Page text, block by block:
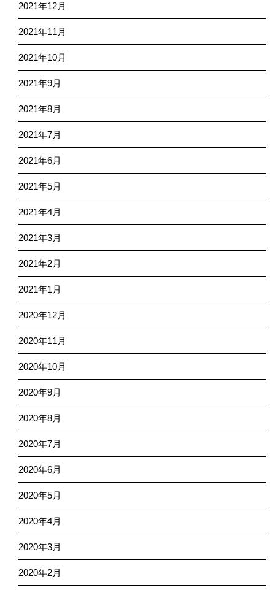
2021年12月
2021年11月
2021年10月
2021年9月
2021年8月
2021年7月
2021年6月
2021年5月
2021年4月
2021年3月
2021年2月
2021年1月
2020年12月
2020年11月
2020年10月
2020年9月
2020年8月
2020年7月
2020年6月
2020年5月
2020年4月
2020年3月
2020年2月